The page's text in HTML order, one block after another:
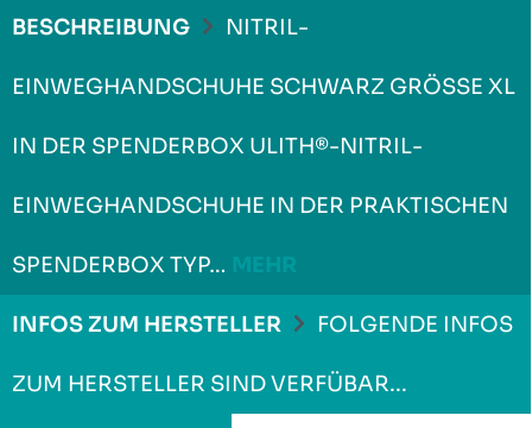
BESCHREIBUNG NITRIL-
EINWEGHANDSCHUHE SCHWARZ GRÖSSE XL I
N DER SPENDERBOX ULITH®-NITRIL-E
INWEGHANDSCHUHE IN DER PRAKTISCHEN S
PENDERBOX TYP…
INFOS ZUM HERSTELLER FOLGENDE INFOS
ZUM HERSTELLER SIND VERFÜBAR...